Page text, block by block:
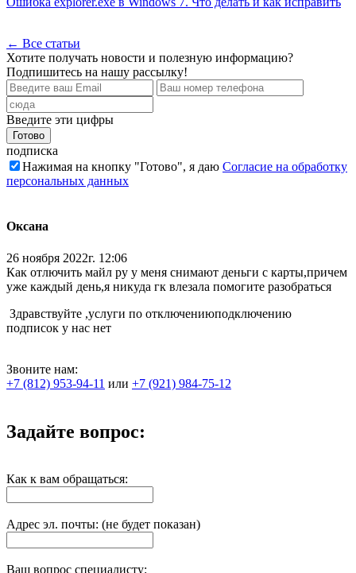
← Все статьи
Хотите получать новости и полезную информацию?
Подпишитесь на нашу рассылку!
Введите эти цифры
подписка
Нажимая на кнопку "Готово", я даю Согласие на обработку
персональных данных
Оксана
26 ноября 2022г. 12:06
Как отлючить майл ру у меня снимают деньги с карты,причем
уже каждый день,я никуда гк влезала помогите разобраться
Здравствуйте ,услуги по отключениюподключению
подписок у нас нет
Звоните нам:
+7 (812) 953-94-11 или +7 (921) 984-75-12
Задайте вопрос:
Как к вам обращаться:
Адрес эл. почты: (не будет показан)
Ваш вопрос специалисту: